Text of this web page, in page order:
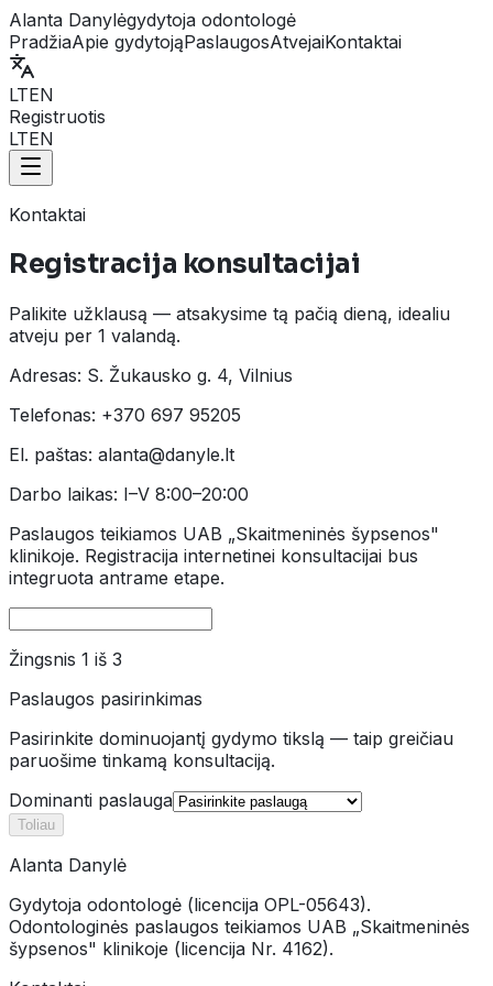
Alanta Danylėgydytoja odontologė
PradžiaApie gydytojąPaslaugosAtvejaiKontaktai
LTEN
Registruotis
LTEN
Kontaktai
Registracija konsultacijai
Palikite užklausą — atsakysime tą pačią dieną, idealiu
atveju per 1 valandą.
Adresas: S. Žukausko g. 4, Vilnius
Telefonas: +370 697 95205
El. paštas: alanta@danyle.lt
Darbo laikas: I–V 8:00–20:00
Paslaugos teikiamos UAB „Skaitmeninės šypsenos"
klinikoje. Registracija internetinei konsultacijai bus
integruota antrame etape.
Žingsnis 1 iš 3
Paslaugos pasirinkimas
Pasirinkite dominuojantį gydymo tikslą — taip greičiau
paruošime tinkamą konsultaciją.
Dominanti paslauga
Toliau
Alanta Danylė
Gydytoja odontologė (licencija OPL-05643).
Odontologinės paslaugos teikiamos UAB „Skaitmeninės
šypsenos" klinikoje (licencija Nr. 4162).